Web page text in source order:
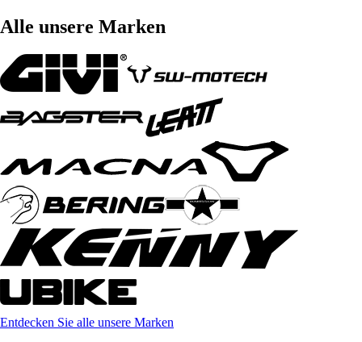
Alle unsere Marken
Entdecken Sie alle unsere Marken